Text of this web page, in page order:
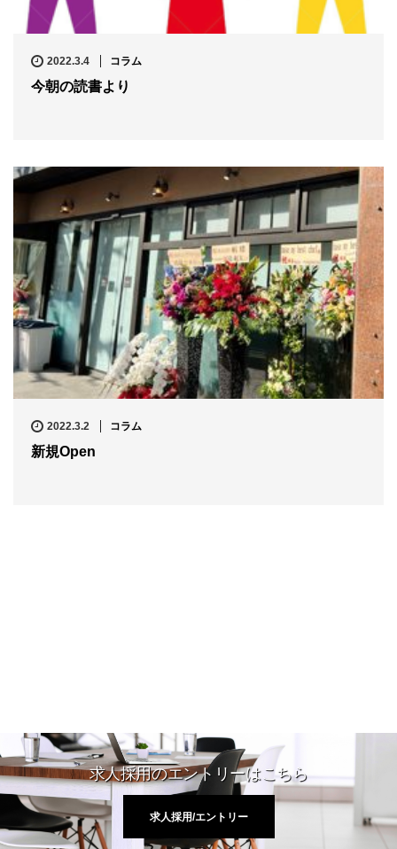
2022.3.4 コラム
今朝の読書より
2022.3.2 コラム
新規Open
求人採用のエントリーはこちら
求人採用/エントリー